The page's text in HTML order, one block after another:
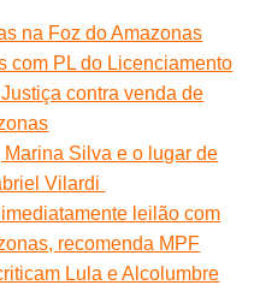
na Foz do Amazonas
com PL do Licenciamento
contra venda de
Silva e o lugar de
Vilardi
leilão com
recomenda MPF
Lula e Alcolumbre